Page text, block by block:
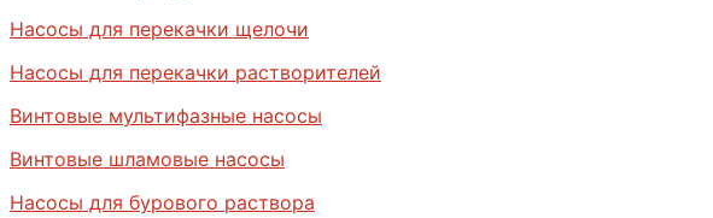
Насосы для перекачки щелочи
Насосы для перекачки растворителей
Винтовые мультифазные насосы
Винтовые шламовые насосы
Насосы для бурового раствора